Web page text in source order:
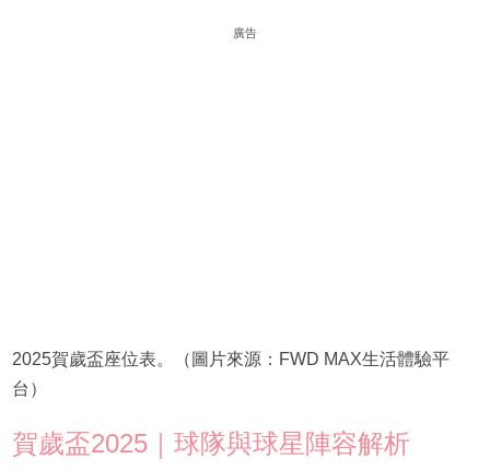
廣告
2025賀歲盃座位表。（圖片來源：FWD MAX生活體驗平
台）
賀歲盃2025｜球隊與球星陣容解析